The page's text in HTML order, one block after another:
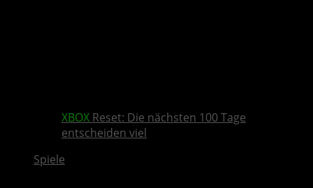
XBOX Reset: Die nächsten 100 Tage
entscheiden viel
Spiele